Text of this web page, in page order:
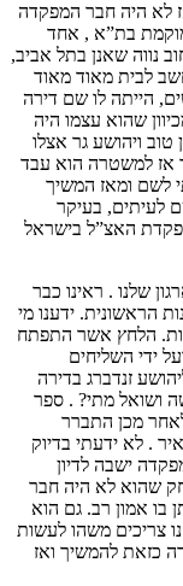
לא היה חבר המפקדה
בת”א , אחד
נווה שאנן בתל אביב,
לבית מאוד מאוד
הייתה לו שם דירה
שהוא עצמו היה
ויהושע גר אצלו
אז למשטרה הוא עבד
לשם ומאז המשיך
לעיתים, בעיקר
האצ”ל בישראל
שלנו . ראינו כבר
הראשונית. ידענו מי
הלחץ אשר התפתח
ידי השליחים
זנדברג בדירה
ושואל מתי? . ספר
מכן התברר
. לא ידעתי בדיוק
ישבה לדיון
שהוא לא היה חבר
בו אמון רב. גם הוא
צריכים משהו לעשות
כזאת להמשיך ואז